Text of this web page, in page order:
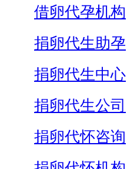
借卵代孕机构
捐卵代生助孕
捐卵代生中心
捐卵代生公司
捐卵代怀咨询